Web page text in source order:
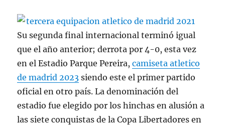
Su segunda final internacional terminó igual
que el año anterior; derrota por 4-0, esta vez
en el Estadio Parque Pereira,camiseta atletico
de madrid 2023 siendo este el primer partido
oficial en otro país. La denominación del
estadio fue elegido por los hinchas en alusión a
las siete conquistas de la Copa Libertadores en